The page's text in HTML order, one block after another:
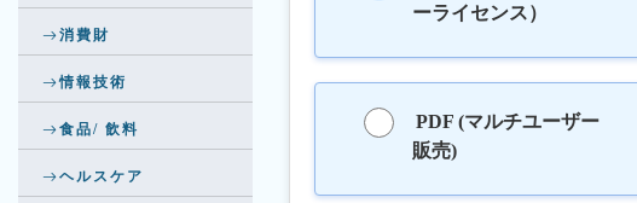
消費財
情報技術
食品/ 飲料
ヘルスケア
ーライセンス）
PDF (マルチユーザー
販売)